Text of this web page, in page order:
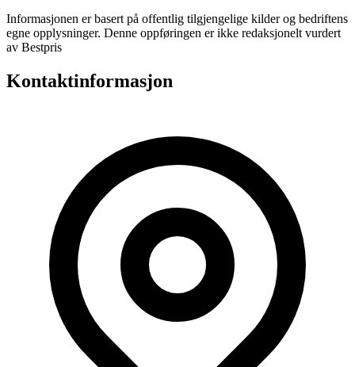
Informasjonen er basert på offentlig tilgjengelige kilder og bedriftens
egne opplysninger. Denne oppføringen er ikke redaksjonelt vurdert
av Bestpris
Kontaktinformasjon